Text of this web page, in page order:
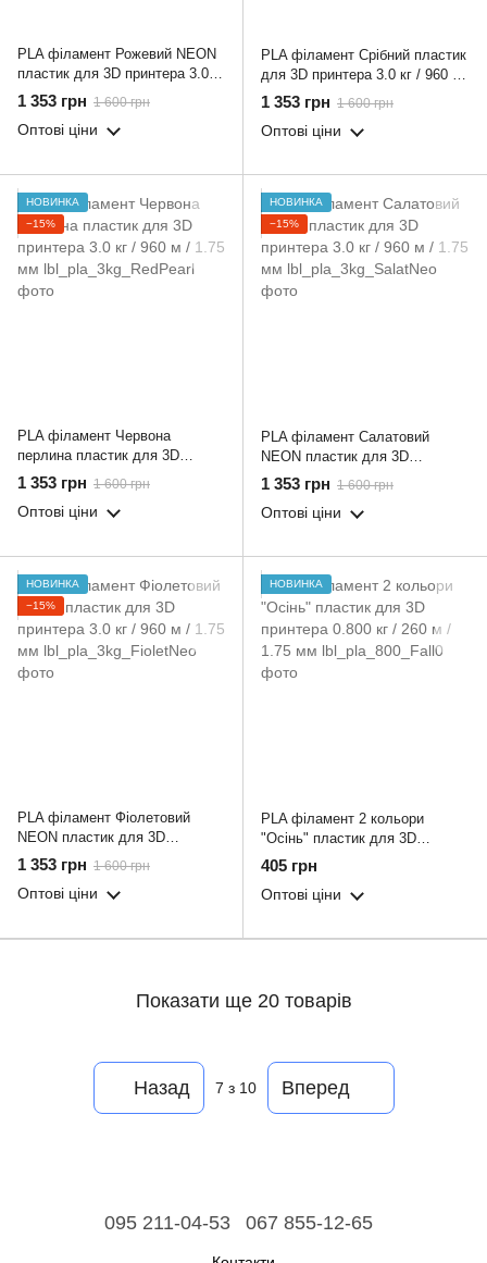
PLA філамент Рожевий NEON
пластик для 3D принтера 3.0 кг
/ 960 м / 1.75 мм
1 353 грн 1 600 грн
Оптові ціни
PLA філамент Срібний пластик
для 3D принтера 3.0 кг / 960 м
/ 1.75 мм
1 353 грн 1 600 грн
Оптові ціни
НОВИНКА
−15%
PLA філамент Червона
перлина пластик для 3D
принтера 3.0 кг / 960 м / 1.75
1 353 грн 1 600 грн
Оптові ціни
НОВИНКА
−15%
PLA філамент Салатовий
NEON пластик для 3D
принтера 3.0 кг / 960 м / 1.75
1 353 грн 1 600 грн
Оптові ціни
НОВИНКА
−15%
PLA філамент Фіолетовий
NEON пластик для 3D
принтера 3.0 кг / 960 м / 1.75
1 353 грн 1 600 грн
Оптові ціни
НОВИНКА
PLA філамент 2 кольори
"Осінь" пластик для 3D
принтера 0.800 кг / 260 м / 1.75
405 грн
Оптові ціни
Показати ще 20 товарів
Назад 7 з 10 Вперед
095 211-04-53 067 855-12-65